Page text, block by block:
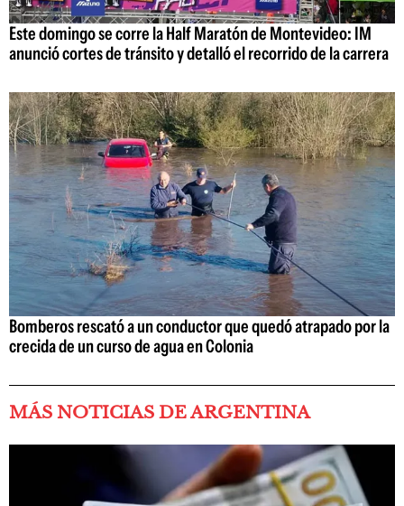
Este domingo se corre la Half Maratón de Montevideo: IM
anunció cortes de tránsito y detalló el recorrido de la carrera
Bomberos rescató a un conductor que quedó atrapado por la
crecida de un curso de agua en Colonia
MÁS NOTICIAS DE ARGENTINA